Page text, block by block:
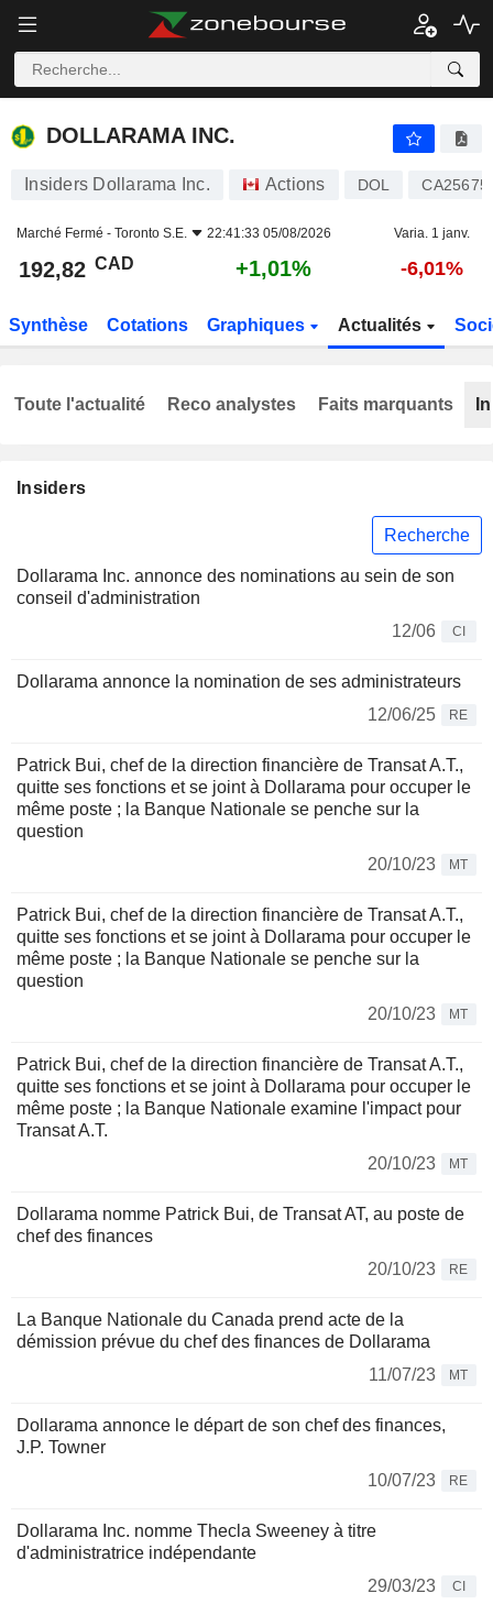
DOLLARAMA INC.
DOLLARAMA INC.
Insiders Dollarama Inc. Actions DOL
Marché Fermé - Toronto S.E. 22:41:33 05/08/2026 Varia. 1 janv.
192,82 CAD +1,01% -6,01%
Synthèse Cotations Graphiques Actualités
Insiders
Recherche
Dollarama Inc. annonce des nominations au sein de son
conseil d'administration
12/06
CI
Dollarama annonce la nomination de ses administrateurs
12/06/25
RE
Patrick Bui, chef de la direction financière de Transat A.T.,
quitte ses fonctions et se joint à Dollarama pour occuper le
même poste ; la Banque Nationale se penche sur la
question
20/10/23
MT
Patrick Bui, chef de la direction financière de Transat A.T.,
quitte ses fonctions et se joint à Dollarama pour occuper le
même poste ; la Banque Nationale se penche sur la
question
20/10/23
MT
Patrick Bui, chef de la direction financière de Transat A.T.,
quitte ses fonctions et se joint à Dollarama pour occuper le
même poste ; la Banque Nationale examine l'impact pour
Transat A.T.
20/10/23
MT
Dollarama nomme Patrick Bui, de Transat AT, au poste de
chef des finances
20/10/23
RE
La Banque Nationale du Canada prend acte de la
démission prévue du chef des finances de Dollarama
11/07/23
MT
Dollarama annonce le départ de son chef des finances,
J.P. Towner
10/07/23
RE
Dollarama Inc. nomme Thecla Sweeney à titre
d'administratrice indépendante
29/03/23
CI
Toute l'actualité Reco analystes Faits marquants